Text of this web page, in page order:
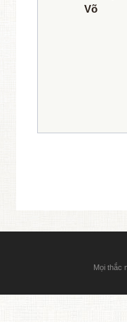
Võ
Mọi thắc